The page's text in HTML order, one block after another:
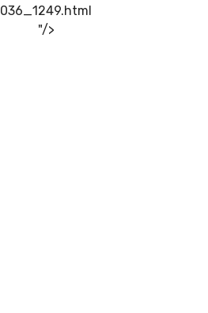
036_1249.html
"/>